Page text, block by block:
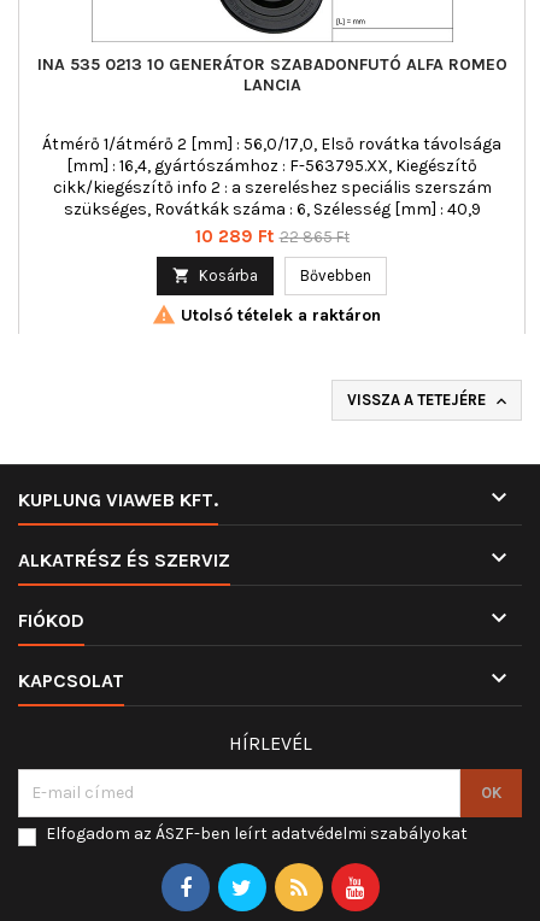
INA 535 0213 10 GENERÁTOR SZABADONFUTÓ ALFA ROMEO
LANCIA
Átmérő 1/átmérő 2 [mm] : 56,0/17,0, Első rovátka távolsága
[mm] : 16,4, gyártószámhoz : F-563795.XX, Kiegészítő
cikk/kiegészítő info 2 : a szereléshez speciális szerszám
szükséges, Rovátkák száma : 6, Szélesség [mm] : 40,9
Ár
10 289 Ft Normál
22 865 Ft
 Kosárba Bővebben
 Utolsó tételek a raktáron
VISSZA A TETEJÉRE 
KUPLUNG VIAWEB KFT. 
ALKATRÉSZ ÉS SZERVIZ 
FIÓKOD 
KAPCSOLAT 
HÍRLEVÉL
Elfogadom az ÁSZF-ben leírt adatvédelmi szabályokat